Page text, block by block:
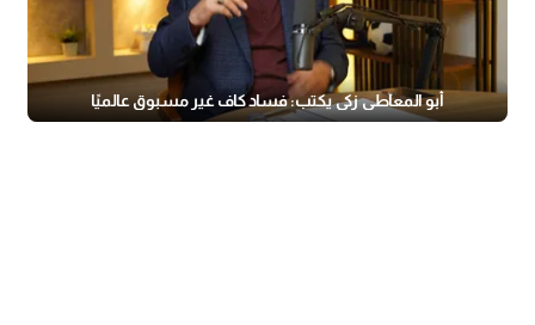
أبو المعاطي زكي يكتب: فساد كاف غير مسبوق عالميًا